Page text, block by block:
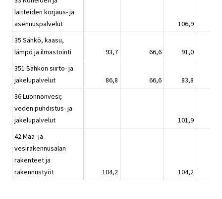
laitteiden korjaus- ja
asennuspalvelut
106,9
35 Sähkö, kaasu,
lämpö ja ilmastointi
93,7 66,6
91,0
351 Sähkön siirto- ja
jakelupalvelut
86,8 66,6
83,8
36 Luonnonvesi;
veden puhdistus- ja
jakelupalvelut
101,9
42 Maa- ja
vesirakennusalan
rakenteet ja
rakennustyöt
104,2 104,2